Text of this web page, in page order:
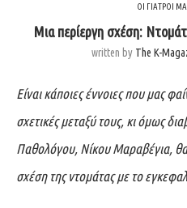
ΟΙ ΓΙΑΤΡΟΙ
Μια περίεργη σχέση:
written by The K-
Είναι κάποιες έννοιες που μας
σχετικές μεταξύ τους, κι όμως
Παθολόγου, Νίκου Μαραβέγια, θα
σχέση της ντομάτας με το